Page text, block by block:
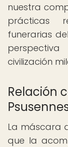
nuestra
prácticas
funerarias
civilización
Relación
La máscara
que la